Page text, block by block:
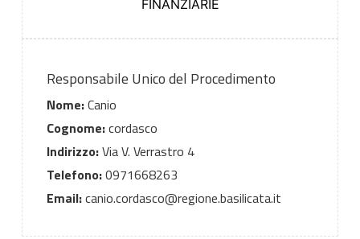
FINANZIARIE
Responsabile Unico del Procedimento
Nome:Canio
Cognome:cordasco
Indirizzo:Via V. Verrastro 4
Telefono:0971668263
Email:canio.cordasco@regione.basilicata.it